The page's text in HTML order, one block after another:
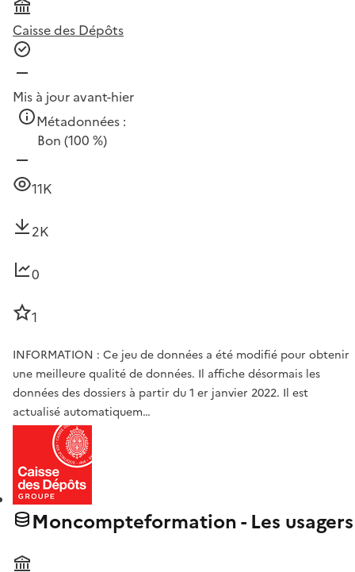
Caisse des Dépôts
Mis à jour avant-hier
Métadonnées :
Bon (100 %)
11K
2K
0
1
INFORMATION : Ce jeu de données a été modifié pour obtenir
une meilleure qualité de données. Il affiche désormais les
données des dossiers à partir du 1 er janvier 2022. Il est
actualisé automatiquem…
Moncompteformation - Les usagers